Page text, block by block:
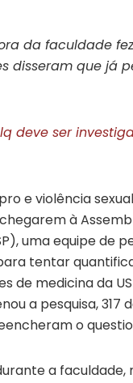
da faculdade
disseram que já
deve ser
e violência
à
uma equipe de
tentar
de medicina da
a pesquisa, 317
o
a